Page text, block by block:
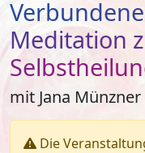
Meditation
mit Jana Münzner
Die